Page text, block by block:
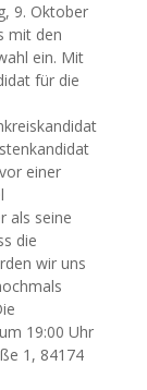
9. Oktober
mit den
ein. Mit
für die
einer
als seine
die
wir uns
19:00 Uhr
1, 84174